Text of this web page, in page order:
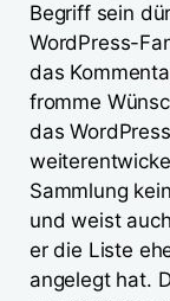
Begriff sein
WordPress-
das
fromme
das
Sammlung
und weist
er die Liste
angelegt hat.